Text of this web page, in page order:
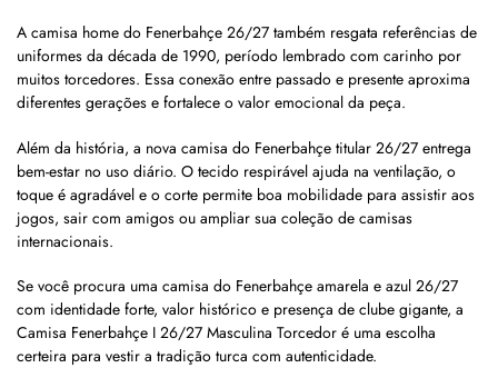
A camisa home do Fenerbahçe 26/27 também resgata referências de
uniformes da década de 1990, período lembrado com carinho por
muitos torcedores. Essa conexão entre passado e presente aproxima
diferentes gerações e fortalece o valor emocional da peça.
Além da história, a nova camisa do Fenerbahçe titular 26/27 entrega
bem-estar no uso diário. O tecido respirável ajuda na ventilação, o
toque é agradável e o corte permite boa mobilidade para assistir aos
jogos, sair com amigos ou ampliar sua coleção de camisas
internacionais.
Se você procura uma camisa do Fenerbahçe amarela e azul 26/27
com identidade forte, valor histórico e presença de clube gigante, a
Camisa Fenerbahçe I 26/27 Masculina Torcedor é uma escolha
certeira para vestir a tradição turca com autenticidade.